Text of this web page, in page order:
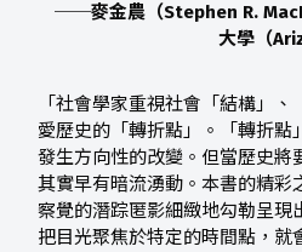
──麥金農（Stephen R.
大學（
「社會學家重視社會「結構」
愛歷史的「轉折點」。「轉折點
發生方向性的改變。但當歷史將
其實早有暗流湧動。本書的精彩
察覺的潛踪匿影細緻地勾勒呈現
把目光聚焦於特定的時間點，就